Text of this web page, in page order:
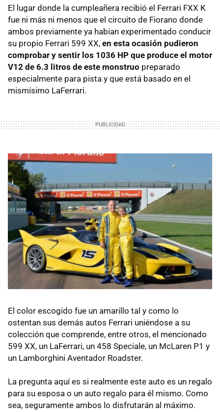
El lugar donde la cumpleañera recibió el Ferrari FXX K
fue ni más ni menos que el circuito de Fiorano donde
ambos previamente ya habían experimentado conducir
su propio Ferrari 599 XX, en esta ocasión pudieron
comprobar y sentir los 1036 HP que produce el motor
V12 de 6.3 litros de este monstruo preparado
especialmente para pista y que está basado en el
mismísimo LaFerrari.
El color escogido fue un amarillo tal y como lo
ostentan sus demás autos Ferrari uniéndose a su
colección que comprende, entre otros, el mencionado
599 XX, un LaFerrari, un 458 Speciale, un McLaren P1 y
un Lamborghini Aventador Roadster.
La pregunta aquí es si realmente este auto es un regalo
para su esposa o un auto regalo para él mismo. Como
sea, seguramente ambos lo disfrutarán al máximo.